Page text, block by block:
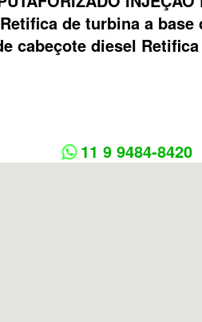
de turbina a base
cabeçote diesel
11 9 9484-8420